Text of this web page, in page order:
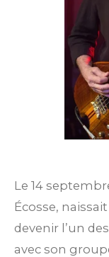
Le 14
Écosse,
devenir l’un
avec son